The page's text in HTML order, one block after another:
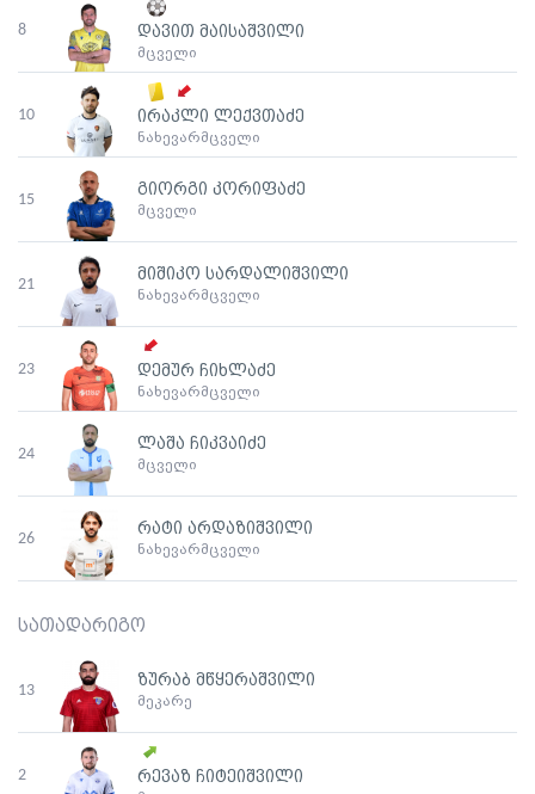
8 დავით მაისაშვილი
მცველი
10 ირაკლი ლექვთაძე
ნახევარმცველი
15
გიორგი კორიფაძე
მცველი
21
მიშიკო სარდალიშვილი
ნახევარმცველი
23 დემურ ჩიხლაძე
ნახევარმცველი
24
ლაშა ჩიკვაიძე
მცველი
26
რატი არდაზიშვილი
ნახევარმცველი
სათადარიგო
13
ზურაბ მწყერაშვილი
მეკარე
2 რევაზ ჩიტეიშვილი